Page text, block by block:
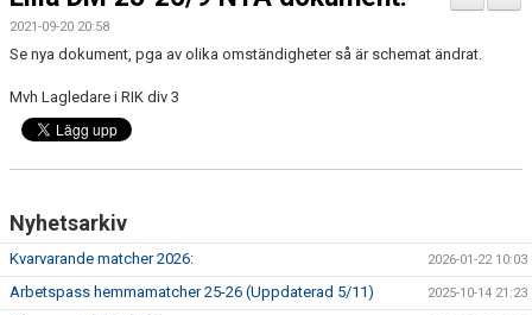
TRUPPEN 2025/2026
KONTAKT
DOKUMENT DIV-3
GÄSTBOK
2021-09-20 20:58
Se nya dokument, pga av olika omständigheter så är schemat ändrat.
Mvh Lagledare i RIK div 3
Nyhetsarkiv
Kvarvarande matcher 2026: 2026-01-22 10:03
Arbetspass hemmamatcher 25-26 (Uppdaterad 5/11) 2025-10-14 21:23